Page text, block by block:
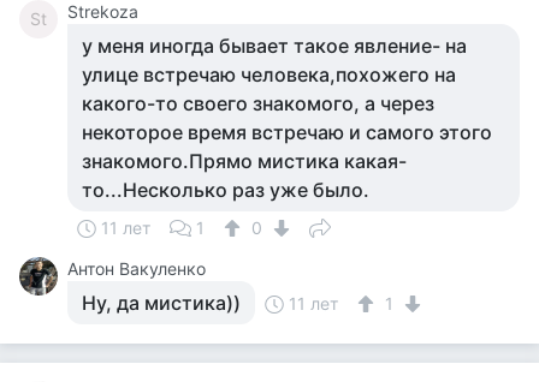
St Strekoza
у меня иногда бывает такое явление- на
улице встречаю человека,похожего на
какого-то своего знакомого, а через
некоторое время встречаю и самого этого
знакомого.Прямо мистика какая-
то...Несколько раз уже было.
11 лет 1
0
Антон Вакуленко
Ну, да мистика)) 11 лет 1